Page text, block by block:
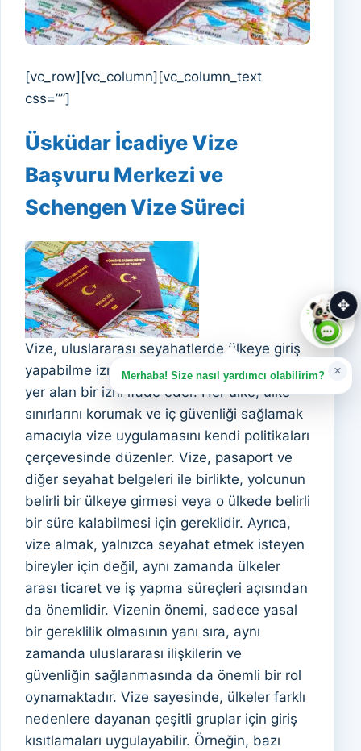
[vc_row][vc_column][vc_column_text
css=””]
Üsküdar İcadiye Vize
Başvuru Merkezi ve
Schengen Vize Süreci
Vize, uluslararası seyahatlerde ülkeye giriş
yapabilme iznini sağlayan resmi bir belgede
yer alan bir izni ifade eder. Her ülke, ülke
sınırlarını korumak ve iç güvenliği sağlamak
amacıyla vize uygulamasını kendi politikaları
çerçevesinde düzenler. Vize, pasaport ve
diğer seyahat belgeleri ile birlikte, yolcunun
belirli bir ülkeye girmesi veya o ülkede belirli
bir süre kalabilmesi için gereklidir. Ayrıca,
vize almak, yalnızca seyahat etmek isteyen
bireyler için değil, aynı zamanda ülkeler
arası ticaret ve iş yapma süreçleri açısından
da önemlidir. Vizenin önemi, sadece yasal
bir gereklilik olmasının yanı sıra, aynı
zamanda uluslararası ilişkilerin ve
güvenliğin sağlanmasında da önemli bir rol
oynamaktadır. Vize sayesinde, ülkeler farklı
nedenlere dayanan çeşitli gruplar için giriş
kısıtlamaları uygulayabilir. Örneğin, bazı
Merhaba! Size nasıl yardımcı olabilirim? ×
✥